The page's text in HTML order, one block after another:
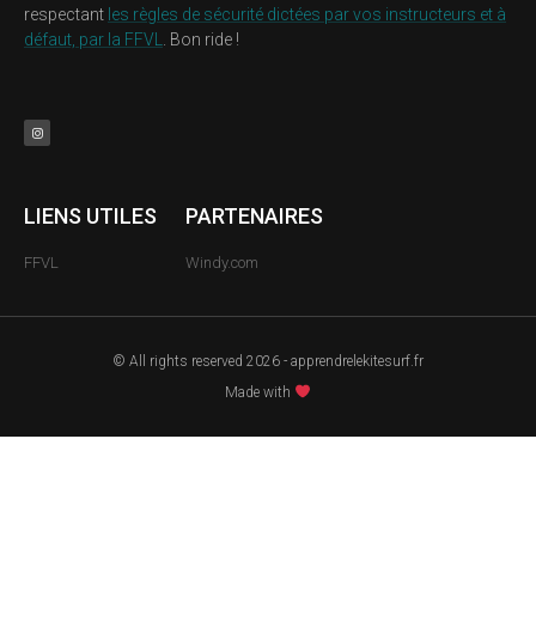
respectant les règles de sécurité dictées par vos instructeurs et à
défaut, par la FFVL
. Bon ride !
LIENS UTILES
FFVL
PARTENAIRES
Windy.com
© All rights reserved 2026 - apprendrelekitesurf.fr
Made with